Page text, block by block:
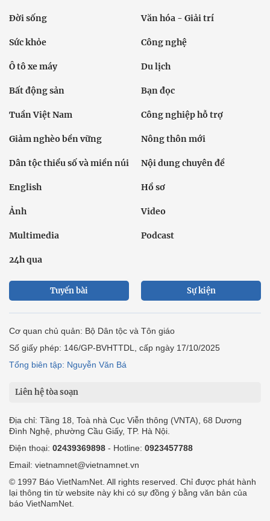
Đời sống Văn hóa - Giải trí
Sức khỏe Công nghệ
Ô tô xe máy Du lịch
Bất động sản Bạn đọc
Tuần Việt Nam Công nghiệp hỗ trợ
Giảm nghèo bền vững Nông thôn mới
Dân tộc thiểu số và miền núi Nội dung chuyên đề
English Hồ sơ
Ảnh Video
Multimedia Podcast
24h qua
Tuyến bài Sự kiện
Cơ quan chủ quản: Bộ Dân tộc và Tôn giáo
Số giấy phép: 146/GP-BVHTTDL, cấp ngày 17/10/2025
Tổng biên tập: Nguyễn Văn Bá
Liên hệ tòa soạn
Địa chỉ: Tầng 18, Toà nhà Cục Viễn thông (VNTA), 68 Dương
Đình Nghệ, phường Cầu Giấy, TP. Hà Nội.
Điện thoại: 02439369898 - Hotline: 0923457788
Email: vietnamnet@vietnamnet.vn
© 1997 Báo VietNamNet. All rights reserved. Chỉ được phát hành
lại thông tin từ website này khi có sự đồng ý bằng văn bản của
báo VietNamNet.